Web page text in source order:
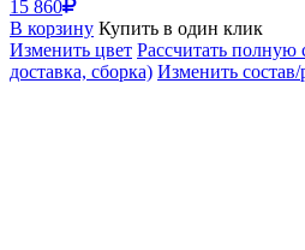
15 860
В корзину Купить в один клик
Изменить цвет Рассчитать полную
доставка, сборка) Изменить